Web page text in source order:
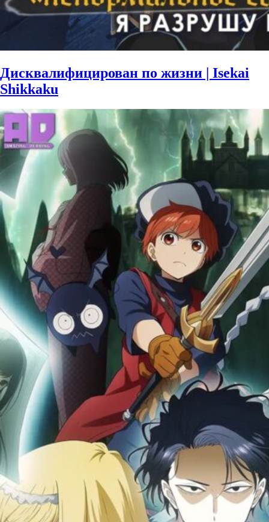
Дисквалифицирован по жизни | Isekai
Shikkaku